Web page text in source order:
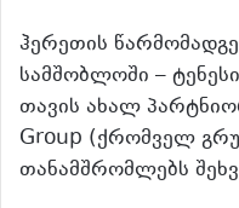
ჰერეთის
სამშობლოში –
თავის ახალ
Group (ქრომველ
თანამშრომლებს